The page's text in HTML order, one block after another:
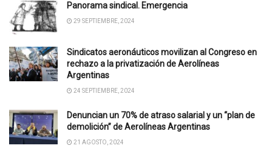
Panorama sindical. Emergencia
29 SEPTIEMBRE, 2024
Sindicatos aeronáuticos movilizan al Congreso en
rechazo a la privatización de Aerolíneas
Argentinas
24 SEPTIEMBRE, 2024
Denuncian un 70% de atraso salarial y un “plan de
demolición” de Aerolíneas Argentinas
21 AGOSTO, 2024